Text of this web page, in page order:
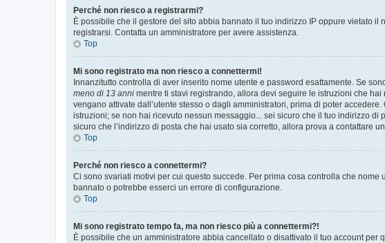
Perché non riesco a registrarmi?
È possibile che il gestore del sito abbia bannato il tuo indirizzo IP oppure vietato
registrarsi. Contatta un amministratore per avere assistenza.
Top
Mi sono registrato ma non riesco a connettermi!
Innanzitutto controlla di aver inserito nome utente e password esattamente. Se
meno di 13 anni mentre ti stavi registrando, allora devi seguire le istruzioni che
vengano attivate dall’utente stesso o dagli amministratori, prima di poter
istruzioni; se non hai ricevuto nessun messaggio... sei sicuro che il tuo indirizzo
sicuro che l’indirizzo di posta che hai usato sia corretto, allora prova a contattare
Top
Perché non riesco a connettermi?
Ci sono svariati motivi per cui questo succede. Per prima cosa controlla che
bannato o potrebbe esserci un errore di configurazione.
Top
Mi sono registrato tempo fa, ma non riesco più a connettermi?!
È possibile che un amministratore abbia cancellato o disattivato il tuo account